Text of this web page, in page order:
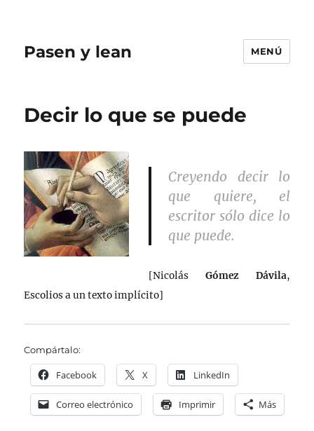
Pasen y lean MENÚ
Decir lo que se puede
Creyendo decir lo
que quiere, el
escritor sólo dice lo
que puede.
[Nicolás Gómez Dávila,
Escolios a un texto implícito]
Compártalo:
Facebook X LinkedIn
Correo electrónico Imprimir Más